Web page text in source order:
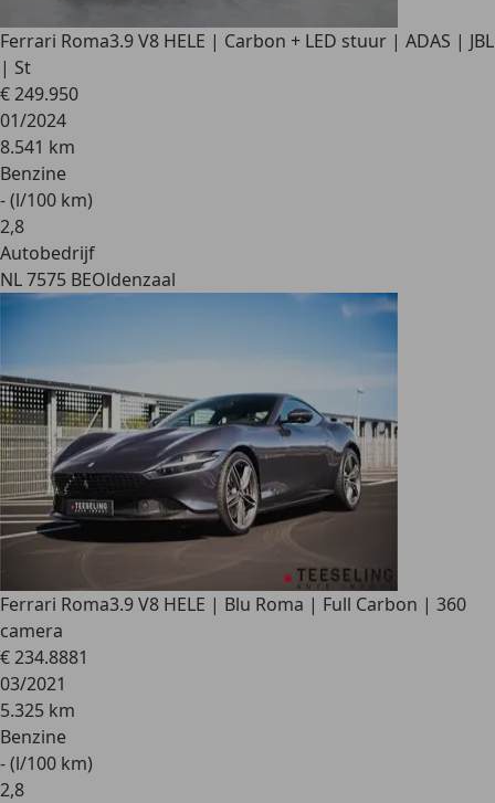
Ferrari Roma3.9 V8 HELE | Carbon + LED stuur | ADAS | JBL
| St
€ 249.950
01/2024
8.541 km
Benzine
- (l/100 km)
2,8
Autobedrijf
NL 7575 BEOldenzaal
Ferrari Roma3.9 V8 HELE | Blu Roma | Full Carbon | 360
camera
€ 234.8881
03/2021
5.325 km
Benzine
- (l/100 km)
2,8